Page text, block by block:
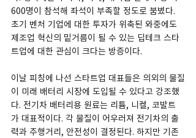
600명이 참석해 좌석이 부족할 정도로 붐볐다.
초기 벤처 기업에 대한 투자가 위축된 와중에도
제조업 혁신의 밑거름이 될 수 있는 딥테크 스타
트업에 대한 관심이 크다는 방증이다.
이날 피칭에 나선 스타트업 대표들은 의외의 물질
이 미래 배터리 시장에 도입될 수 있다고 강조했
다. 전기차 배터리용 원료는 리튬, 니켈, 코발트
가 대표적이다. 각 물질이 어우러져 전기차의 출
력과 주행거리, 안전성이 결정된다. 하지만 기존